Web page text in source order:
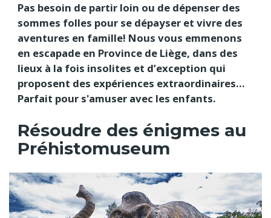
Pas besoin de partir loin ou de dépenser des
sommes folles pour se dépayser et vivre des
aventures en famille! Nous vous emmenons
en escapade en Province de Liège, dans des
lieux à la fois insolites et d’exception qui
proposent des expériences extraordinaires…
Parfait pour s'amuser avec les enfants.
Résoudre des énigmes au
Préhistomuseum